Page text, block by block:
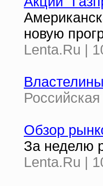
новую
Lenta.Ru |
Обзор
За неделю
Lenta.Ru |